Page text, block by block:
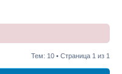
Тем: 10 • Страница 1 из 1